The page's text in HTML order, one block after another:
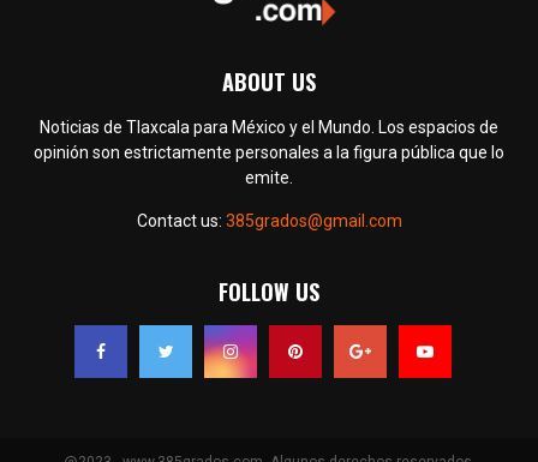
ABOUT US
Noticias de Tlaxcala para México y el Mundo. Los espacios de
opinión son estrictamente personales a la figura pública que lo
emite.
Contact us: 385grados@gmail.com
FOLLOW US